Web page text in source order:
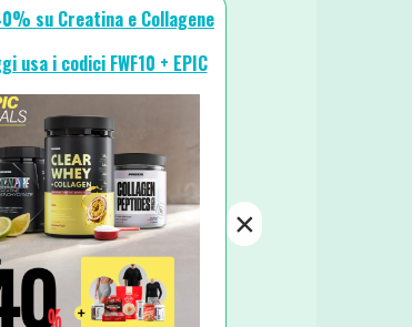
su Creatina e Collagene
usa i codici FWF10 + EPIC
×